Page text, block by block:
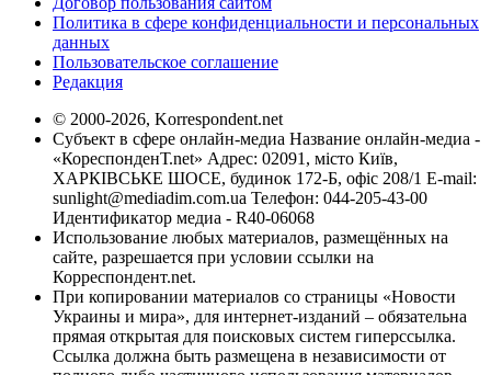
Политика в сфере конфиденциальности и персональных
данных
Пользовательское соглашение
Редакция
© 2000-2026, Korrespondent.net
Субъект в сфере онлайн-медиа Название онлайн-медиа -
«КореспонденТ.net» Адрес: 02091, місто Київ,
ХАРКІВСЬКЕ ШОСЕ, будинок 172-Б, офіс 208/1 E-mail:
sunlight@mediadim.com.ua Телефон: 044-205-43-00
Идентификатор медиа - R40-06068
Использование любых материалов, размещённых на
сайте, разрешается при условии ссылки на
Корреспондент.net.
При копировании материалов со страницы «Новости
Украины и мира», для интернет-изданий – обязательна
прямая открытая для поисковых систем гиперссылка.
Ссылка должна быть размещена в независимости от